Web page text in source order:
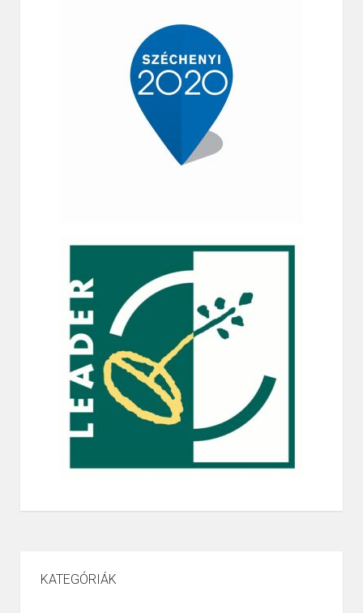
KATEGÓRIÁK